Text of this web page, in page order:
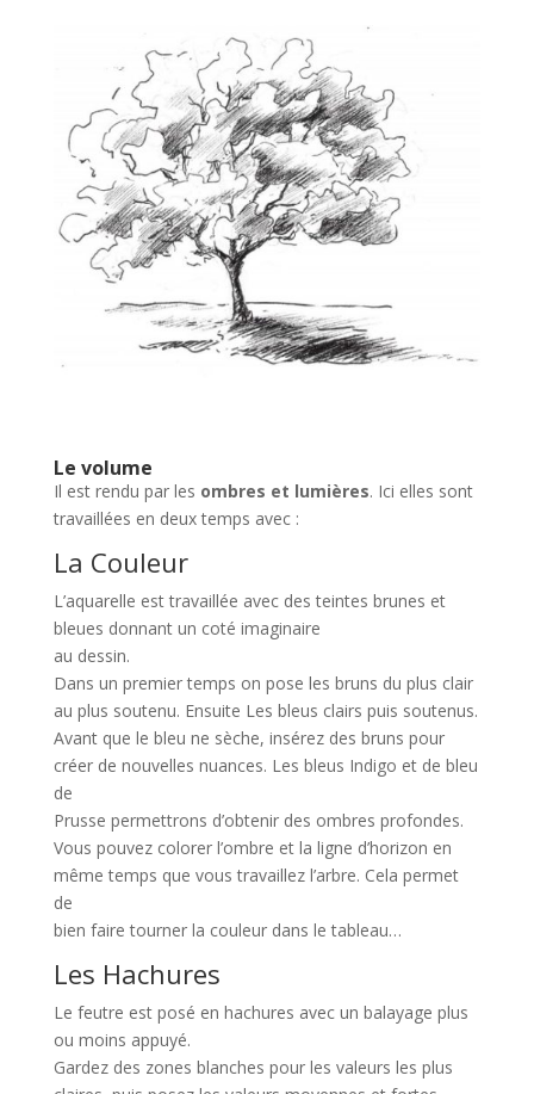
Le volume
Il est rendu par les ombres et lumières. Ici elles sont
travaillées en deux temps avec :
La Couleur
L’aquarelle est travaillée avec des teintes brunes et
bleues donnant un coté imaginaire
au dessin.
Dans un premier temps on pose les bruns du plus clair
au plus soutenu. Ensuite Les bleus clairs puis soutenus.
Avant que le bleu ne sèche, insérez des bruns pour
créer de nouvelles nuances. Les bleus Indigo et de bleu
de
Prusse permettrons d’obtenir des ombres profondes.
Vous pouvez colorer l’ombre et la ligne d’horizon en
même temps que vous travaillez l’arbre. Cela permet
de
bien faire tourner la couleur dans le tableau…
Les Hachures
Le feutre est posé en hachures avec un balayage plus
ou moins appuyé.
Gardez des zones blanches pour les valeurs les plus